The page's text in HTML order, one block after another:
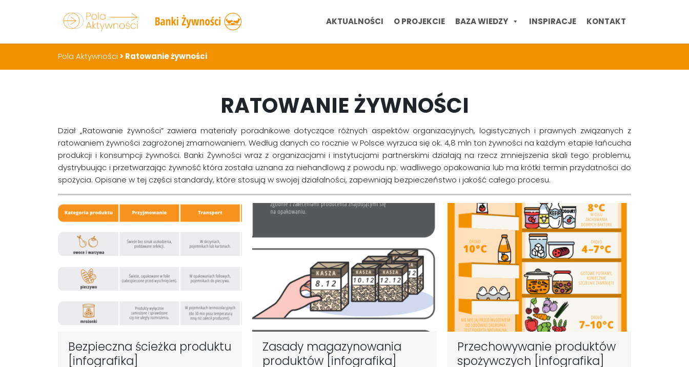
AKTUALNOŚCI O PROJEKCIE BAZA WIEDZY INSPIRACJE KONTAKT
Pola Aktywności > Ratowanie żywności
RATOWANIE ŻYWNOŚCI
Dział „Ratowanie żywności” zawiera materiały poradnikowe dotyczące różnych aspektów organizacyjnych, logistycznych i prawnych związanych z
ratowaniem żywności zagrożonej zmarnowaniem. Według danych co rocznie w Polsce wyrzuca się ok. 4,8 mln ton żywności na każdym etapie łańcucha
produkcji i konsumpcji żywności. Banki Żywności wraz z organizacjami i instytucjami partnerskimi działają na rzecz zmniejszenia skali tego problemu,
dystrybuując i przetwarzając żywność która została uznana za niehandlową z powodu np. wadliwego opakowania lub ma krótki termin przydatności do
spożycia. Opisane w tej części standardy, które stosują w swojej działalności, zapewniają bezpieczeństwo i jakość całego procesu.
Bezpieczna ścieżka produktu
[infografika]
Zasady magazynowania
produktów [infografika]
Przechowywanie produktów
spożywczych [infografika]